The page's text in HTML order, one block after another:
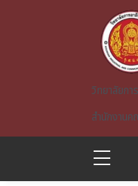
วิทยาลัยก
สำนักงาน